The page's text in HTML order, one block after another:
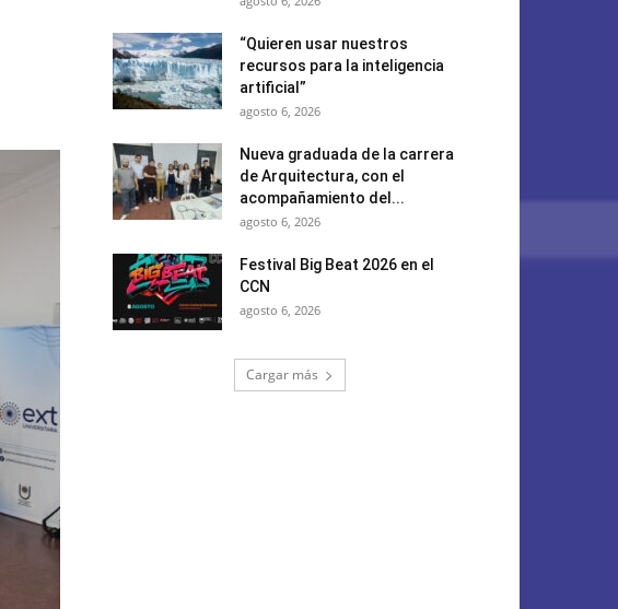
“Quieren usar nuestros
recursos para la inteligencia
artificial”
agosto 6, 2026
Nueva graduada de la carrera
de Arquitectura, con el
acompañamiento del...
agosto 6, 2026
Festival Big Beat 2026 en el
CCN
agosto 6, 2026
Cargar más